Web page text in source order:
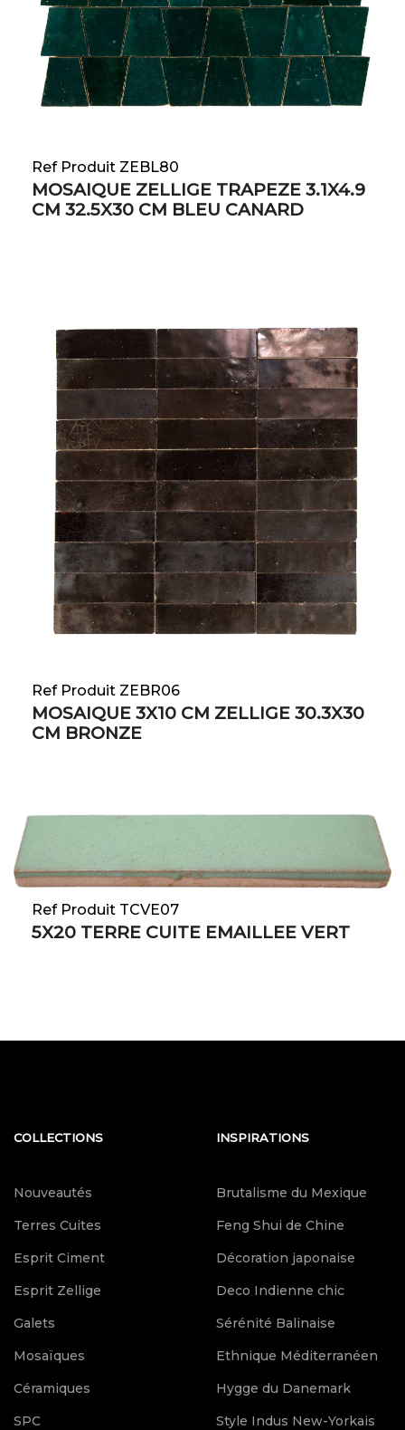
Ref Produit ZEBL80
MOSAIQUE ZELLIGE TRAPEZE 3.1X4.9
CM 32.5X30 CM BLEU CANARD
Ref Produit ZEBR06
MOSAIQUE 3X10 CM ZELLIGE 30.3X30
CM BRONZE
Ref Produit TCVE07
5X20 TERRE CUITE EMAILLEE VERT
COLLECTIONS
Nouveautés
Terres Cuites
Esprit Ciment
Esprit Zellige
Galets
Mosaïques
Céramiques
SPC
INSPIRATIONS
Brutalisme du Mexique
Feng Shui de Chine
Décoration japonaise
Deco Indienne chic
Sérénité Balinaise
Ethnique Méditerranéen
Hygge du Danemark
Style Indus New-Yorkais